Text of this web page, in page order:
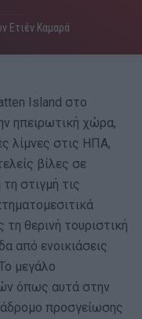
Ετιέν Καμαρά
Island στο
ηπειρωτική χώρα,
λίμνες στις ΗΠΑ,
βίλες σε
στιγμή τις
θερινή τουριστική
από ενοικιάσεις
μεγάλο
όπως αυτά στην
προσγείωσης